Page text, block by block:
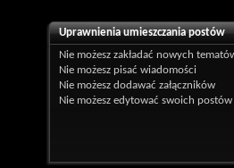
Uprawnienia umieszczania postów
Nie możesz zakładać nowych
Nie możesz pisać wiadomości
Nie możesz dodawać załączników
Nie możesz edytować swoich postów